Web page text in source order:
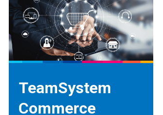
TeamSystem
Commerce